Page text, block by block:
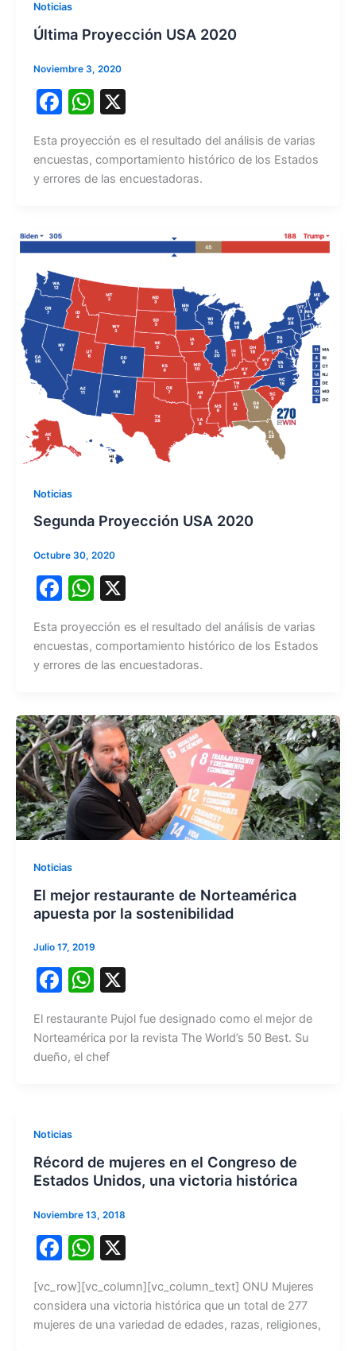
Noticias
Última Proyección USA 2020
Noviembre 3, 2020
F
c
e
o
o
k
W
at
s
p
X
Esta proyección es el resultado del análisis de varias
encuestas, comportamiento histórico de los Estados
y errores de las encuestadoras.
Noticias
Segunda Proyección USA 2020
Octubre 30, 2020
F
c
e
o
o
k
W
at
s
p
p
X
Esta proyección es el resultado del análisis de varias
encuestas, comportamiento histórico de los Estados
y errores de las encuestadoras.
Noticias
El mejor restaurante de Norteamérica
apuesta por la sostenibilidad
Julio 17, 2019
F
c
e
o
k
W
at
s
X
El restaurante Pujol fue designado como el mejor de
Norteamérica por la revista The World’s 50 Best. Su
dueño, el chef
Noticias
Récord de mujeres en el Congreso de
Estados Unidos, una victoria histórica
Noviembre 13, 2018
F
c
e
W
at
s
X
[vc_row][vc_column][vc_column_text] ONU Mujeres
considera una victoria histórica que un total de 277
mujeres de una variedad de edades, razas, religiones,